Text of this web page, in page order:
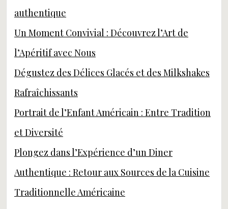
authentique
Un Moment Convivial : Découvrez l’Art de
l’Apéritif avec Nous
Dégustez des Délices Glacés et des Milkshakes
Rafraîchissants
Portrait de l’Enfant Américain : Entre Tradition
et Diversité
Plongez dans l’Expérience d’un Diner
Authentique : Retour aux Sources de la Cuisine
Traditionnelle Américaine